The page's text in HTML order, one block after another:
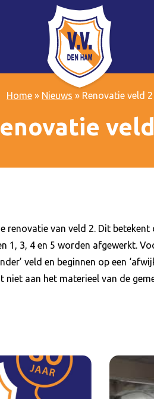
Home » Nieuws » Renovatie veld 2
renovatie van veld 2. Dit
1, 3, 4 en 5 worden afgewerkt.
veld en beginnen op een
aan het materieel van de